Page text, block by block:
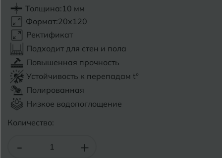
Толщина:10 мм
Формат:20x120
Ректификат
Подходит для стен и пола
Повышенная прочность
Устойчивость к перепадам t°
Полированная
Низкое водопоглощение
Количество:
- +
Бугульма
Бугуруслан
В Великий Новгород
Владимир
Саратов